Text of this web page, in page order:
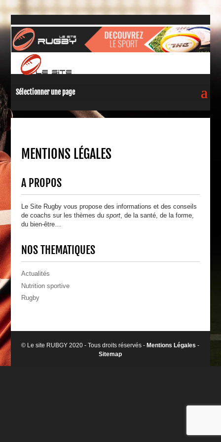
Sélectionner une page
MENTIONS LÉGALES
A PROPOS
Le Site Rugby vous propose des informations et des conseils
de coachs sur les thèmes du sport, de la santé, de la forme,
du bien-être…
NOS THEMATIQUES
Actualités
Nutrition sportive
Rugby
© Le site RUBGY 2020 - Tous droits réservés - Mentions Légales -
Sitemap